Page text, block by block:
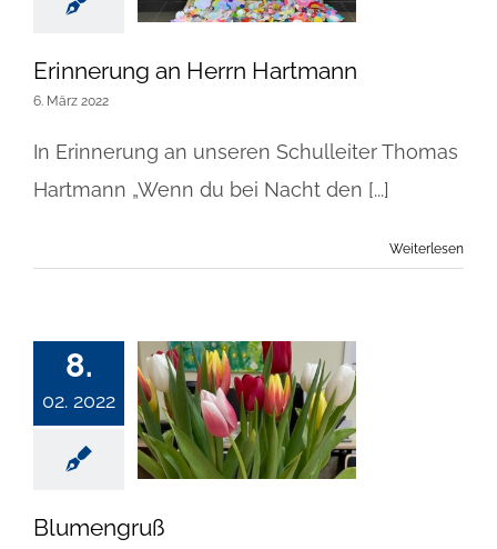
Erinnerung an Herrn Hartmann
6. März 2022
In Erinnerung an unseren Schulleiter Thomas
Hartmann „Wenn du bei Nacht den [...]
Weiterlesen
8.
02. 2022
Blumengruß